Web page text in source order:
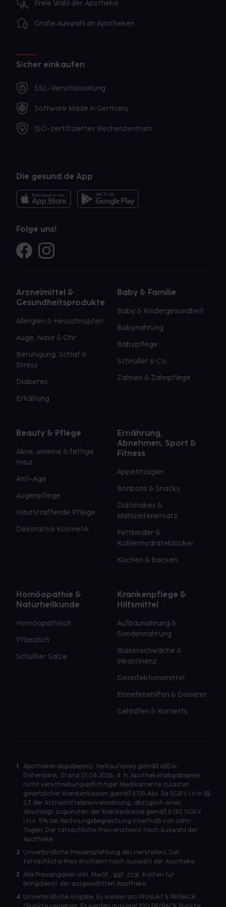
Freie Wahl der Apotheke
Große Auswahl an Apotheken
Sicher einkaufen
SSL-Verschlüsselung
Software Made in Germany
ISO-zertifiziertes Rechenzentrum
Die gesund.de App
Folge uns!
Arzneimittel &
Gesundheitsprodukte
Allergien & Heuschnupfen
Auge, Nase & Ohr
Beruhigung, Schlaf &
Stress
Diabetes
Erkältung
Baby & Familie
Baby & Kindergesundheit
Babynahrung
Babypflege
Schnuller & Co.
Zahnen & Zahnpflege
Beauty & Pflege
Akne, unreine & fettige
Haut
Anti-Age
Augenpflege
Hautstraffende Pflege
Dekorative Kosmetik
Ernährung,
Abnehmen, Sport &
Fitness
Appetitzügler
Bonbons & Snacks
Diätshakes &
Mahlzeitenersatz
Fettbinder &
Kohlenhydrateblocker
Kochen & Backen
Homöopathie &
Naturheilkunde
Homöopathisch
Pflanzlich
Schüßler Salze
Krankenpflege &
Hilfsmittel
Aufbaunahrung &
Sondennahrung
Blasenschwäche &
Inkontinenz
Desinfektionsmittel
Einnehmehilfen & Dosierer
Gehhilfen & Korsetts
1
Apothekenabgabepreis: Verkaufspreis gemäß ABDA-
Datenbank, Stand 01.08.2026, d. h. Apothekenabgabepreis
nicht verschreibungspflichtiger Medikamente zulasten
gesetzlicher Krankenkassen gemäß § 129 Abs. 5a SGB V i.V.m §§
2,3 der Arzneimittelpreisverordnung, abzüglich eines
Abschlags zugunsten der Krankenkasse gemäß § 130 SGB V
i.H.v. 5% bei Rechnungsbegleichung innerhalb von zehn
Tagen. Der tatsächliche Preis erscheint nach Auswahl der
Apotheke.
2 Unverbindliche Preisempfehlung des Herstellers. Der
tatsächliche Preis erscheint nach Auswahl der Apotheke.
3 Alle Preisangaben inkl. MwSt., ggf. zzgl. Kosten für
Bringdienst der ausgewählten Apotheke.
4 Unverbindliche Angabe. Es werden pro Produkt 5 PAYBACK